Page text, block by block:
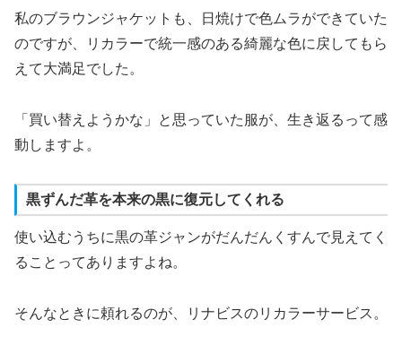
私のブラウンジャケットも、日焼けで色ムラができていた
のですが、リカラーで統一感のある綺麗な色に戻してもら
えて大満足でした。
「買い替えようかな」と思っていた服が、生き返るって感
動しますよ。
黒ずんだ革を本来の黒に復元してくれる
使い込むうちに黒の革ジャンがだんだんくすんで見えてく
ることってありますよね。
そんなときに頼れるのが、リナビスのリカラーサービス。